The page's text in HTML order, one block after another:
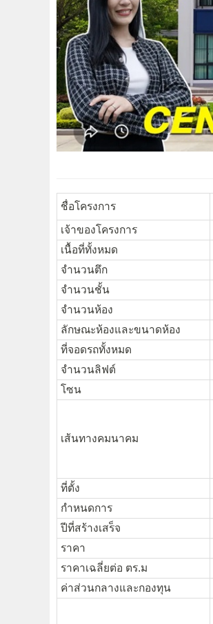
ชื่อโครงการ
เจ้าของโครงการ
เนื้อที่ทั้งหมด
จำนวนตึก
จำนวนชั้น
จำนวนห้อง
ลักษณะห้องและขนาดห้อง
ที่จอดรถทั้งหมด
จำนวนลิฟต์
โซน
เส้นทางคมนาคม
ที่ตั้ง
กำหนดการ
ปีที่สร้างเสร็จ
ราคา
ราคาเฉลี่ยต่อ ตร.ม
ค่าส่วนกลางและกองทุน